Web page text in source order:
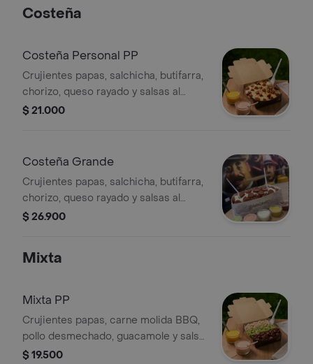
Costeña
Costeña Personal PP
Crujientes papas, salchicha, butifarra,
chorizo, queso rayado y salsas al
gusto.
$ 21.000
Costeña Grande
Crujientes papas, salchicha, butifarra,
chorizo, queso rayado y salsas al
gusto.
$ 26.900
Mixta
Mixta PP
Crujientes papas, carne molida BBQ,
pollo desmechado, guacamole y salsa
al gusto.
$ 19.500